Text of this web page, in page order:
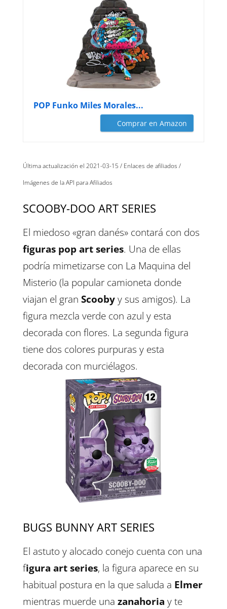
POP Funko Miles Morales...
Comprar en Amazon
Última actualización el 2021-03-15 / Enlaces de afiliados /
Imágenes de la API para Afiliados
SCOOBY-DOO ART SERIES
El miedoso «gran danés» contará con dos
figuras pop art series. Una de ellas
podría mimetizarse con La Maquina del
Misterio (la popular camioneta donde
viajan el gran Scoobyy sus amigos). La
figura mezcla verde con azul y esta
decorada con flores. La segunda figura
tiene dos colores purpuras y esta
decorada con murciélagos.
BUGS BUNNY ART SERIES
El astuto y alocado conejo cuenta con una
figura art series, la figura aparece en su
habitual postura en la que saluda a Elmer
mientras muerde una zanahoria y te